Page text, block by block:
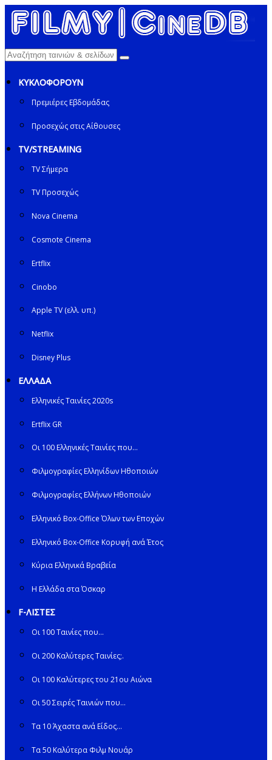
ΚΥΚΛΟΦΟΡΟΥΝ
Πρεμιέρες Εβδομάδας
Προσεχώς στις Αίθουσες
TV/STREAMING
TV Σήμερα
TV Προσεχώς
Nova Cinema
Cosmote Cinema
Ertflix
Cinobo
Apple TV (ελλ. υπ.)
Netflix
Disney Plus
ΕΛΛΑΔΑ
Ελληνικές Ταινίες 2020s
Ertflix GR
Οι 100 Ελληνικές Ταινίες που…
Φιλμογραφίες Ελληνίδων Ηθοποιών
Φιλμογραφίες Ελλήνων Ηθοποιών
Ελληνικό Box-Office Όλων των Εποχών
Ελληνικό Box-Office Κορυφή ανά Έτος
Κύρια Ελληνικά Βραβεία
Η Ελλάδα στα Όσκαρ
F-ΛΙΣΤΕΣ
Οι 100 Ταινίες που…
Οι 200 Καλύτερες Ταινίες;.
Οι 100 Καλύτερες του 21ου Αιώνα
Οι 50 Σειρές Ταινιών που…
Τα 10 Άχαστα ανά Είδος…
Τα 50 Καλύτερα Φιλμ Νουάρ